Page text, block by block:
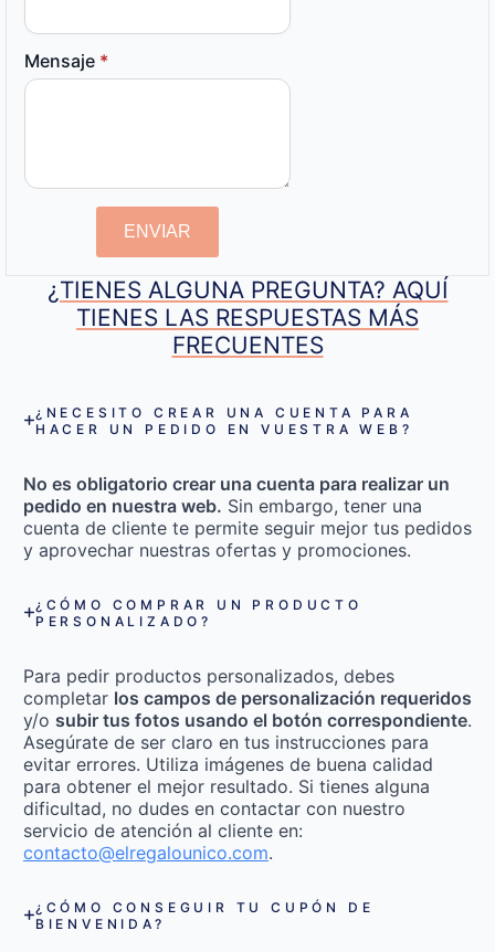
Mensaje *
ENVIAR
¿TIENES ALGUNA PREGUNTA? AQUÍ
TIENES LAS RESPUESTAS MÁS
FRECUENTES
¿NECESITO CREAR UNA CUENTA PARA
HACER UN PEDIDO EN VUESTRA WEB?
No es obligatorio crear una cuenta para realizar un
pedido en nuestra web. Sin embargo, tener una
cuenta de cliente te permite seguir mejor tus pedidos
y aprovechar nuestras ofertas y promociones.
¿CÓMO COMPRAR UN PRODUCTO
PERSONALIZADO?
Para pedir productos personalizados, debes
completar los campos de personalización requeridos
y/o subir tus fotos usando el botón correspondiente.
Asegúrate de ser claro en tus instrucciones para
evitar errores. Utiliza imágenes de buena calidad
para obtener el mejor resultado. Si tienes alguna
dificultad, no dudes en contactar con nuestro
servicio de atención al cliente en:
contacto@elregalounico.com.
¿CÓMO CONSEGUIR TU CUPÓN DE
BIENVENIDA?